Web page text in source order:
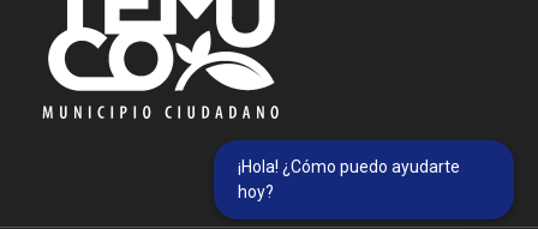
¡Hola! ¿Cómo puedo ayudarte
hoy?